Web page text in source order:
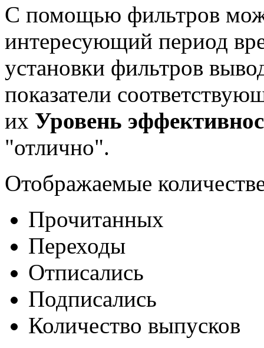
С помощью фильтров
интересующий период
установки фильтров
показатели
их Уровень
"отлично".
Отображаемые
Прочитанных
Переходы
Отписались
Подписались
Количество выпусков